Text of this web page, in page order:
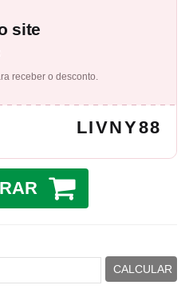
site
receber o desconto.
LIVNY88
CALCULAR